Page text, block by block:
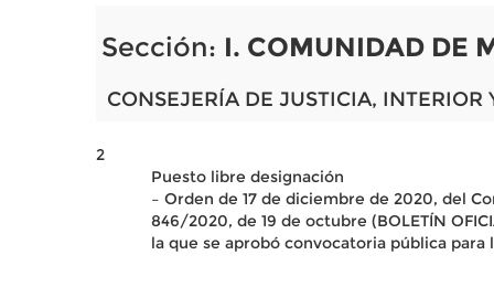
Sección: I. COMUNIDAD DE
CONSEJERÍA DE JUSTICIA, INTERIOR
2
Puesto libre designación
– Orden de 17 de diciembre de 2020, del
846/2020, de 19 de octubre (BOLETÍN
la que se aprobó convocatoria pública